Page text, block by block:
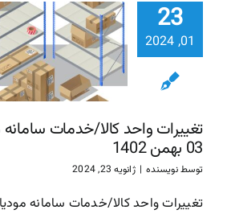
23
01, 2024
تغییرات واحد کالا/خدمات
03 بهمن 1402
توسطنویسنده | ژانویه 23, 2024